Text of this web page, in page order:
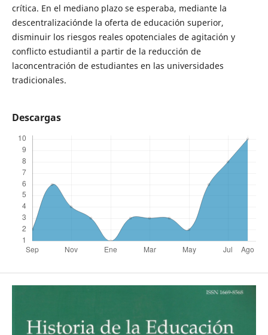
crítica. En el mediano plazo se esperaba, mediante la
descentralizaciónde la oferta de educación superior,
disminuir los riesgos reales opotenciales de agitación y
conflicto estudiantil a partir de la reducción de
laconcentración de estudiantes en las universidades
tradicionales.
Descargas